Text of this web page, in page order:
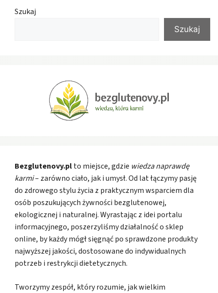
Szukaj
Szukaj
Bezglutenovy.plto miejsce, gdzie wiedza naprawdę
karmi– zarówno ciało, jak i umysł. Od lat łączymy pasję
do zdrowego stylu życia z praktycznym wsparciem dla
osób poszukujących żywności bezglutenowej,
ekologicznej i naturalnej. Wyrastając z idei portalu
informacyjnego, poszerzyliśmy działalność o sklep
online, by każdy mógł sięgnąć po sprawdzone produkty
najwyższej jakości, dostosowane do indywidualnych
potrzeb i restrykcji dietetycznych.
Tworzymy zespół, który rozumie, jak wielkim